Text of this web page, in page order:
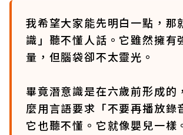
我希望大家能先明白一點，那
識」聽不懂人話。它雖然擁有
量，但腦袋卻不太靈光。
畢竟潛意識是在六歲前形成的
麼用言語要求「不要再播放錄
它也聽不懂。它就像嬰兒一樣